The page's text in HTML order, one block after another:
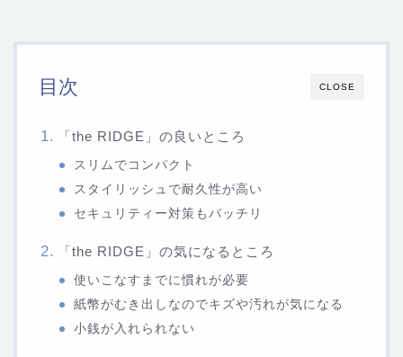
CLOSE
目次
「the RIDGE」の良いところ
スリムでコンパクト
スタイリッシュで耐久性が高い
セキュリティー対策もバッチリ
「the RIDGE」の気になるところ
使いこなすまでに慣れが必要
紙幣がむき出しなのでキズや汚れが気になる
小銭が入れられない